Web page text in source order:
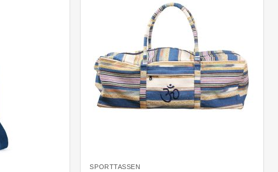
optie
kan
gekozen
worden
op
SPORTTASSEN